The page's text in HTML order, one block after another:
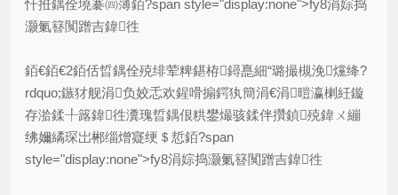
忓拰鍝佺墝褰㈣薄銆?span style="display:none">fy8涓婃捣
灏氭簮闃蹭吉鍏徃
銆€銆€2銆佸晢鍝佺殑绯荤粺鍖栫鐞嗭細“璐撮槻浼爣绛?
rdquo;鏃犲舰涓负姣忎欢鍟嗗搧鍔犱簡涓€涓暟瀛楋紝鏇
存湁鍒╀簬鍏徃瀵瑰晢鍝佷粠鐢熶骇鍒伴攢鍞殑鍏ㄨ繃
绋嬭繘琛岀郴缁熷寲绠＄悊銆?span
style="display:none">fy8涓婃捣灏氭簮闃蹭吉鍏徃